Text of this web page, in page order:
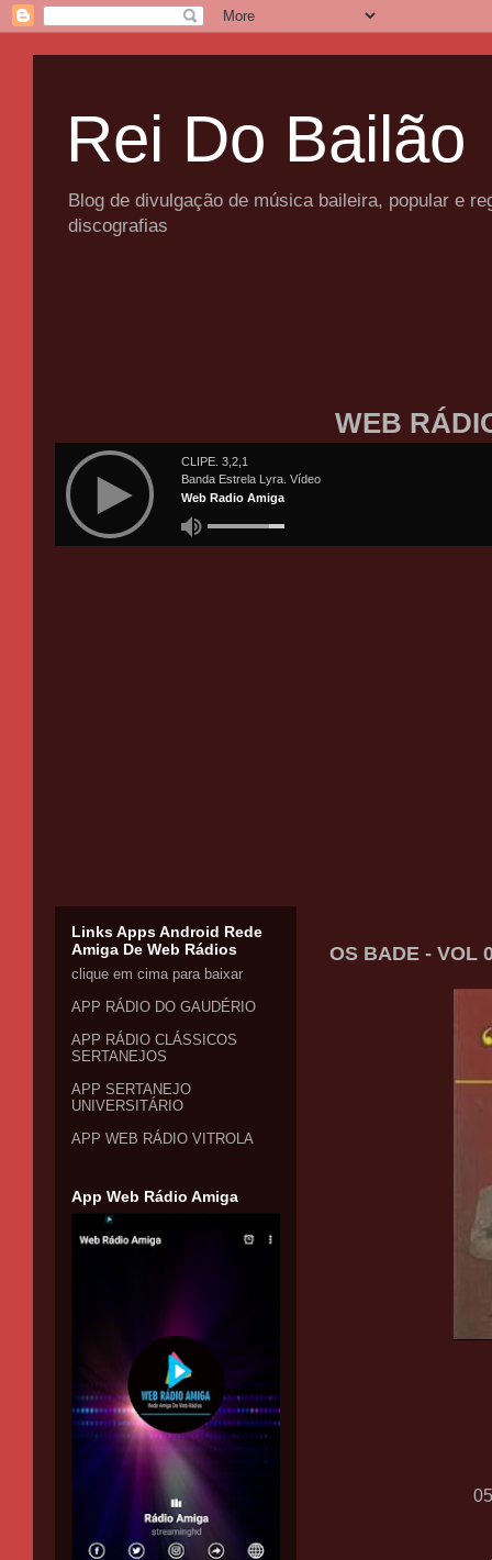
Rei Do Bailão
Blog de divulgação de música baileira, popular e
discografias
WEB
OS BADE - VOL
Links Apps Android Rede
Amiga De Web Rádios
clique em cima para baixar
APP RÁDIO DO GAUDÉRIO
APP RÁDIO CLÁSSICOS
SERTANEJOS
APP SERTANEJO
UNIVERSITÁRIO
APP WEB RÁDIO VITROLA
App Web Rádio Amiga